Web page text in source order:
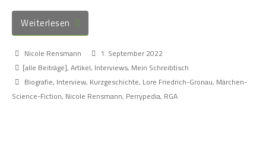
Weiterlesen
Nicole Rensmann
1. September 2022
[alle Beiträge], Artikel, Interviews, Mein Schreibtisch
Biografie, Interview, Kurzgeschichte, Lore Friedrich-Gronau, Märchen-
Science-Fiction, Nicole Rensmann, Perrypedia, RGA